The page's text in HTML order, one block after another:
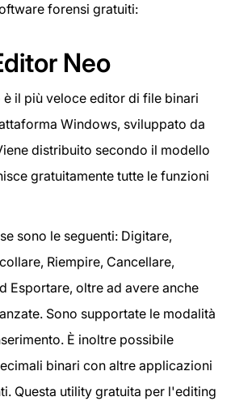
forensi gratuiti:
Neo
è il più veloce editor di file binari
Windows, sviluppato da
distribuito secondo il modello
gratuitamente tutte le funzioni
sono le seguenti: Digitare,
Riempire, Cancellare,
Esportare, oltre ad avere anche
Sono supportate le modalità
È inoltre possibile
binari con altre applicazioni
Questa utility gratuita per l'editing